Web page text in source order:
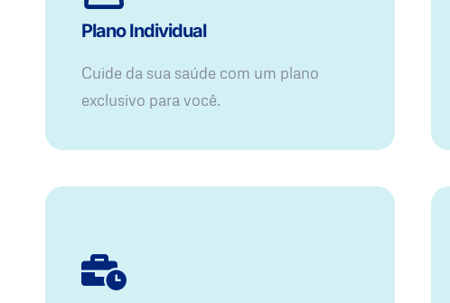
Plano Individual
Cuide da sua saúde com um plano
exclusivo para você.